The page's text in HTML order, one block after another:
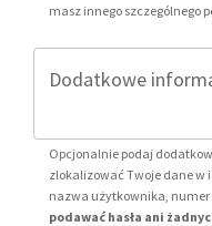
masz innego szczególnego
Opcjonalnie podaj
zlokalizować Twoje dane
nazwa użytkownika,
podawać hasła ani